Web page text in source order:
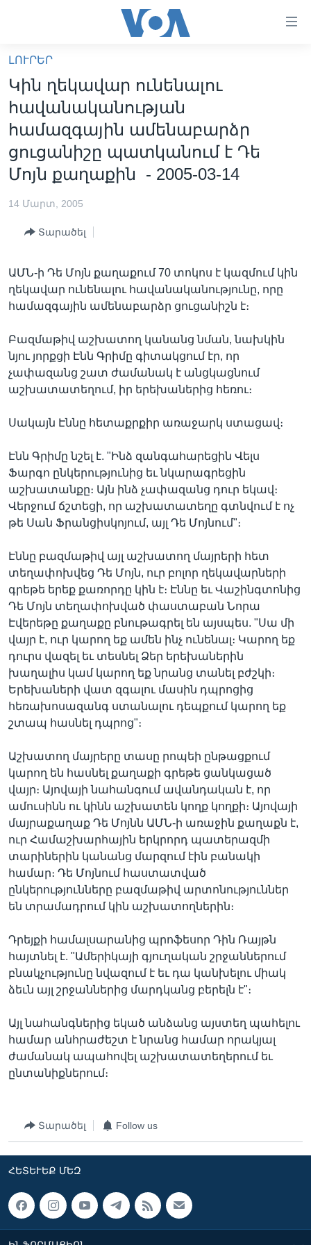
հիմնական
բովանդակությանը
անցնել
հիմնական
բովանդակությանը
հիմնական
բովանդակություն
ԼՈՒՐԵՐ
ՍՓՅՈՒՌՔ
ՏԵՍԱՆՅՈՒԹԵՐ
ՖԻԼՄԵՐ
ՖԻԼՄԵՐ
ՄԵՐ ՄԱՍԻՆ
ԿԱՊ ՄԵԶ ՀԵՏ
ՀԵՏԵՒԵՔ ՄԵԶ
Լեզուներ
ԼՈՒՐԵՐ
Կին ղեկավար ունենալու
հավանականության
համազգային ամենաբարձր
ցուցանիշը պատկանում է Դե
Մոյն քաղաքին - 2005-03-14
14 Մարտ, 2005
Տարածել
ԱՄՆ-ի Դե Մոյն քաղաքում 70 տոկոս է կազմում կին
ղեկավար ունենալու հավանականությունը, որը
համազգային ամենաբարձր ցուցանիշն է։
Բազմաթիվ աշխատող կանանց նման, նախկին
նյու յորքցի Էնն Գրիմը գիտակցում էր, որ
չափազանց շատ ժամանակ է անցկացնում
աշխատատեղում, իր երեխաներից հեռու։
Սակայն Էննը հետաքրքիր առաջարկ ստացավ։
Էնն Գրիմը նշել է. "Ինձ զանգահարեցին Վելս
Ֆարգո ընկերությունից եւ նկարագրեցին
աշխատանքը։ Այն ինձ չափազանց դուր եկավ։
Վերջում ճշտեցի, որ աշխատատեղը գտնվում է ոչ
թե Սան Ֆրանցիսկոյում, այլ Դե Մոյնում"։
Էննը բազմաթիվ այլ աշխատող մայրերի հետ
տեղափոխվեց Դե Մոյն, ուր բոլոր ղեկավարների
գրեթե երեք քառորդը կին է։ Էննը եւ Վաշինգտոնից
Դե Մոյն տեղափոխված փաստաբան Նորա
Էվերեթը քաղաքը բնութագրել են այսպես. "Սա մի
վայր է, ուր կարող եք ամեն ինչ ունենալ։ Կարող եք
դուրս վազել եւ տեսնել Ձեր երեխաներին
խաղալիս կամ կարող եք նրանց տանել բժշկի։
Երեխաների վատ զգալու մասին դպրոցից
հեռախոսազանգ ստանալու դեպքում կարող եք
շտապ հասնել դպրոց"։
Աշխատող մայրերը տասը րոպեի ընթացքում
կարող են հասնել քաղաքի գրեթե ցանկացած
վայր։ Այովայի նահանգում ավանդական է, որ
ամուսինն ու կինն աշխատեն կողք կողքի։ Այովայի
մայրաքաղաք Դե Մոյնն ԱՄՆ-ի առաջին քաղաքն է,
ուր Համաշխարհային երկրորդ պատերազմի
տարիներին կանանց մարզում էին բանակի
համար։ Դե Մոյնում հաստատված
ընկերությունները բազմաթիվ արտոնություններ
են տրամադրում կին աշխատողներին։
Դրեյքի համալսարանից պրոֆեսոր Դին Ռայթն
հայտնել է. "Ամերիկայի գյուղական շրջաններում
բնակչությունը նվազում է եւ դա կանխելու միակ
ձեւն այլ շրջաններից մարդկանց բերելն է"։
Այլ նահանգներից եկած անձանց այստեղ պահելու
համար անհրաժեշտ է նրանց համար որակյալ
ժամանակ ապահովել աշխատատեղերում եւ
ընտանիքներում։
Տարածել Follow us
ՀԵՏԵՒԵՔ ՄԵԶ